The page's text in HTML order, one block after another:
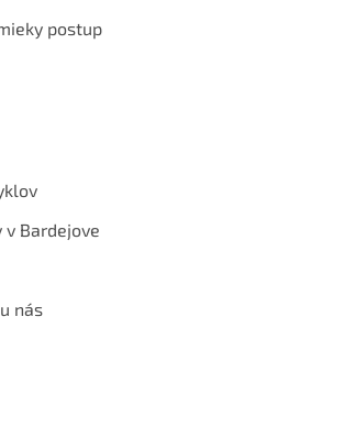
postup
v Bardejove
nás